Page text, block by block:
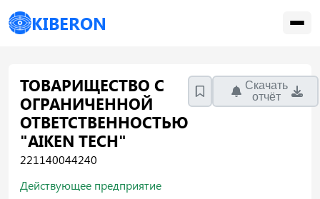
KIBERON
ТОВАРИЩЕСТВО С
ОГРАНИЧЕННОЙ
ОТВЕТСТВЕННОСТЬЮ
"AIKEN TECH"
221140044240
Скачать
отчёт
Действующее предприятие